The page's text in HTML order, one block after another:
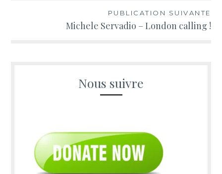
PUBLICATION SUIVANTE
Michele Servadio – London calling !
Nous suivre